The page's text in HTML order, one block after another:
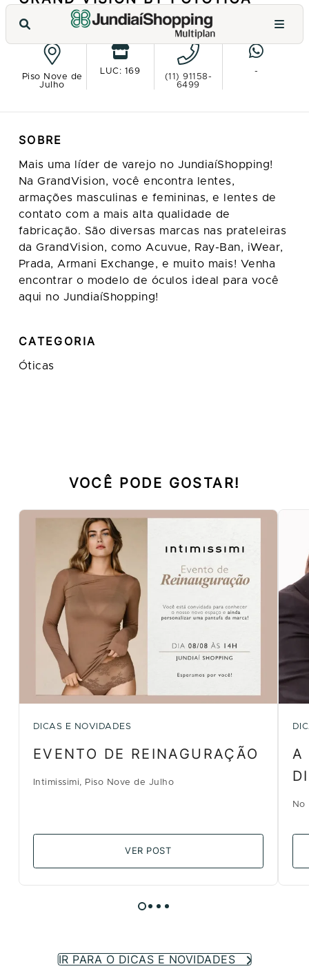
VER NO MAPA
Piso Nove de
Julho
LUC: 169
(11) 91158-
6499
-
SOBRE
Mais uma líder de varejo no JundiaíShopping!
Na GrandVision, você encontra lentes,
armações masculinas e femininas, e lentes de
contato com a mais alta qualidade de
fabricação. São diversas marcas nas prateleiras
da GrandVision, como Acuvue, Ray-Ban, iWear,
Prada, Armani Exchange, e muito mais! Venha
encontrar o modelo de óculos ideal para você
aqui no JundiaíShopping!
CATEGORIA
Óticas
VOCÊ PODE GOSTAR!
IR PARA O DICAS E NOVIDADES
DICAS E NOVIDADES
EVENTO DE REINAGURAÇÃO
Intimissimi, Piso Nove de Julho
VER POST
A
No